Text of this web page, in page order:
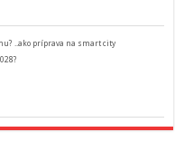
..ako príprava na smart city